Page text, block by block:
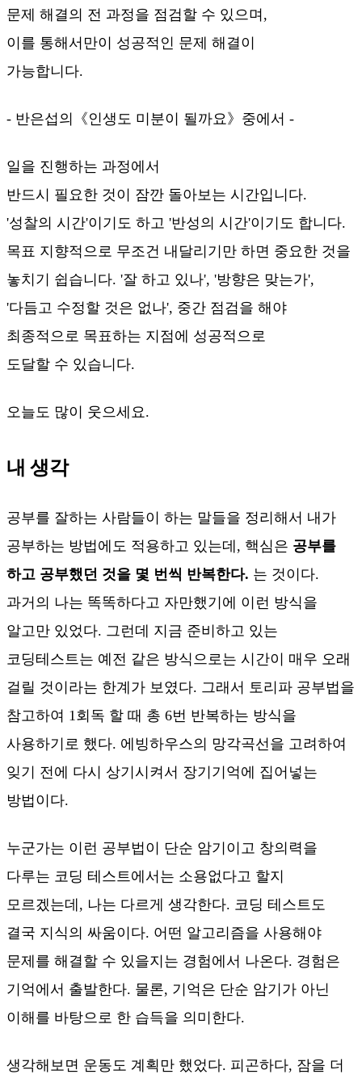
문제 해결의 전 과정을 점검할 수 있으며,
이를 통해서만이 성공적인 문제 해결이
가능합니다.
- 반은섭의《인생도 미분이 될까요》중에서 -
일을 진행하는 과정에서
반드시 필요한 것이 잠깐 돌아보는 시간입니다.
'성찰의 시간'이기도 하고 '반성의 시간'이기도 합니다.
목표 지향적으로 무조건 내달리기만 하면 중요한 것을
놓치기 쉽습니다. '잘 하고 있나', '방향은 맞는가',
'다듬고 수정할 것은 없나', 중간 점검을 해야
최종적으로 목표하는 지점에 성공적으로
도달할 수 있습니다.
오늘도 많이 웃으세요.
내 생각
공부를 잘하는 사람들이 하는 말들을 정리해서 내가
공부하는 방법에도 적용하고 있는데, 핵심은 공부를
하고 공부했던 것을 몇 번씩 반복한다. 는 것이다.
과거의 나는 똑똑하다고 자만했기에 이런 방식을
알고만 있었다. 그런데 지금 준비하고 있는
코딩테스트는 예전 같은 방식으로는 시간이 매우 오래
걸릴 것이라는 한계가 보였다. 그래서 토리파 공부법을
참고하여 1회독 할 때 총 6번 반복하는 방식을
사용하기로 했다. 에빙하우스의 망각곡선을 고려하여
잊기 전에 다시 상기시켜서 장기기억에 집어넣는
방법이다.
누군가는 이런 공부법이 단순 암기이고 창의력을
다루는 코딩 테스트에서는 소용없다고 할지
모르겠는데, 나는 다르게 생각한다. 코딩 테스트도
결국 지식의 싸움이다. 어떤 알고리즘을 사용해야
문제를 해결할 수 있을지는 경험에서 나온다. 경험은
기억에서 출발한다. 물론, 기억은 단순 암기가 아닌
이해를 바탕으로 한 습득을 의미한다.
생각해보면 운동도 계획만 했었다. 피곤하다, 잠을 더